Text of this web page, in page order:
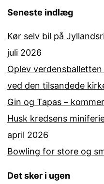
Seneste indlæg
Kør selv bil på
juli 2026
Oplev
ved den tilsandede
Gin og Tapas –
Husk kredsens
april 2026
Bowling for store og
Det sker i ugen